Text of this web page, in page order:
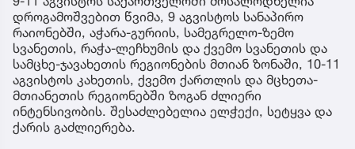
დროგამოშვებით წვიმა, 9 აგვისტოს სანაპირო
რაიონებში, აჭარა-გურიის, სამეგრელო-ზემო
სვანეთის, რაჭა-ლეჩხუმის და ქვემო სვანეთის და
სამცხე-ჯავახეთის რეგიონების მთიან ზონაში, 10-11
აგვისტოს კახეთის, ქვემო ქართლის და მცხეთა-
მთიანეთის რეგიონებში ზოგან ძლიერი
ინტენსივობის. შესაძლებელია ელჭექი, სეტყვა და
ქარის გაძლიერება.